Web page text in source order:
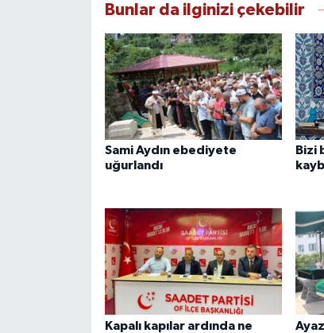
Bunlar da ilginizi çekebilir
Sami Aydın ebediyete
uğurlandı
Bizi
Kapalı kapılar ardında ne